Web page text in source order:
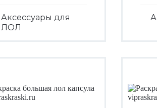
Аксессуары для
ЛОЛ